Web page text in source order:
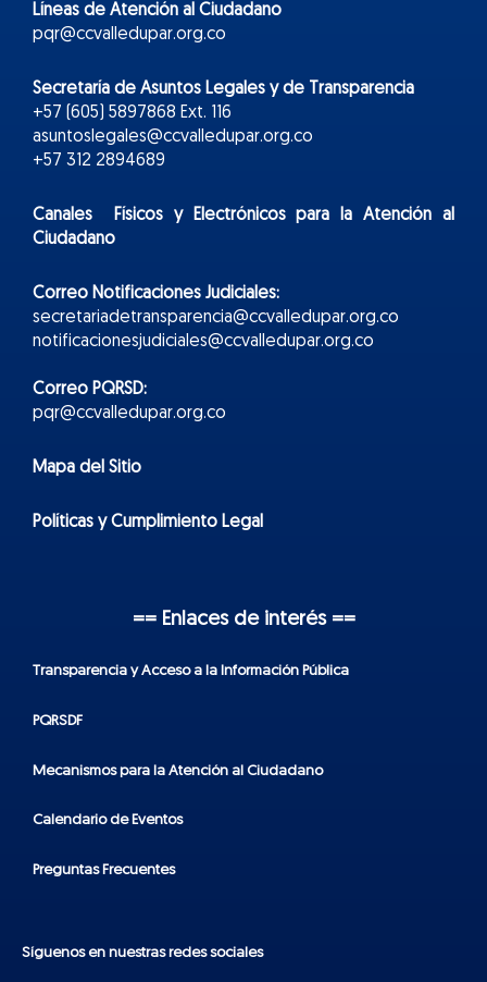
Líneas de Atención al Ciudadano
pqr@ccvalledupar.org.co
Secretaría de Asuntos Legales y de Transparencia
+57 (605) 5897868 Ext. 116
asuntoslegales@ccvalledupar.org.co
+57 312 2894689
Canales Físicos yElectrónicospara la Atención al
Ciudadano
Correo Notificaciones Judiciales:
secretariadetransparencia@ccvalledupar.org.co
notificacionesjudiciales@ccvalledupar.org.co
Correo PQRSD:
pqr@ccvalledupar.org.co
Mapa del Sitio
Políticas y Cumplimiento Legal
== Enlaces de interés ==
Transparencia y Acceso a la Información Pública
PQRSDF
Mecanismos para la Atención al Ciudadano
Calendario de Eventos
Preguntas Frecuentes
Síguenos en nuestras redes sociales